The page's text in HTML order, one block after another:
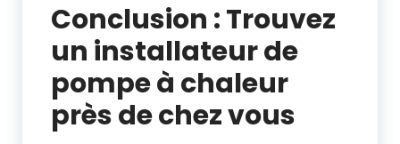
Conclusion : Trouvez
un installateur de
pompe à chaleur
près de chez vous